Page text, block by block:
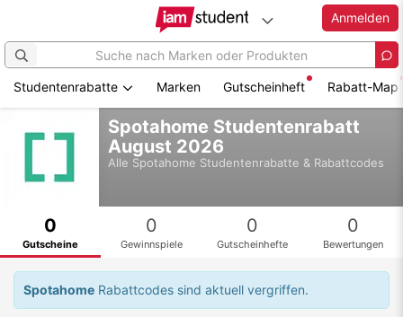
Hauptinhalt
Anmelden
Studentenrabatte Marken Gutscheinheft Rabatt-Map
Spotahome Studentenrabatt
August 2026
Alle Spotahome Studentenrabatte & Rabattcodes
0
Gutscheine
0
Gewinnspiele
0
Gutscheinhefte
0
Bewertungen
Spotahome Rabattcodes sind aktuell vergriffen.